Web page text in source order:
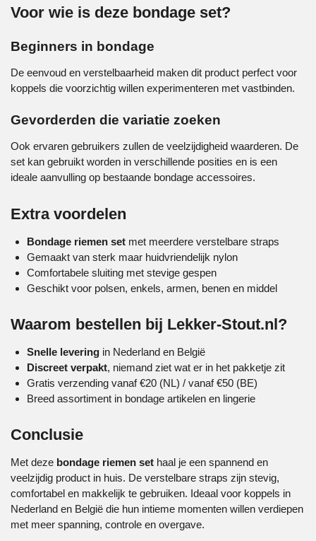
Voor wie is deze bondage set?
Beginners in bondage
De eenvoud en verstelbaarheid maken dit product perfect voor
koppels die voorzichtig willen experimenteren met vastbinden.
Gevorderden die variatie zoeken
Ook ervaren gebruikers zullen de veelzijdigheid waarderen. De
set kan gebruikt worden in verschillende posities en is een
ideale aanvulling op bestaande bondage accessoires.
Extra voordelen
Bondage riemen setmet meerdere verstelbare straps
Gemaakt van sterk maar huidvriendelijk nylon
Comfortabele sluiting met stevige gespen
Geschikt voor polsen, enkels, armen, benen en middel
Waarom bestellen bij Lekker-Stout.nl?
Snelle leveringin Nederland en België
Discreet verpakt, niemand ziet wat er in het pakketje zit
Gratis verzending vanaf €20 (NL) / vanaf €50 (BE)
Breed assortiment in bondage artikelen en lingerie
Conclusie
Met deze bondage riemen set haal je een spannend en
veelzijdig product in huis. De verstelbare straps zijn stevig,
comfortabel en makkelijk te gebruiken. Ideaal voor koppels in
Nederland en België die hun intieme momenten willen verdiepen
met meer spanning, controle en overgave.